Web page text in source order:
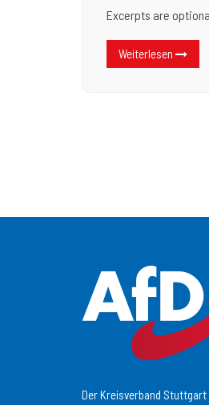
Excerpts are
Weiterlesen
Der Kreisverband